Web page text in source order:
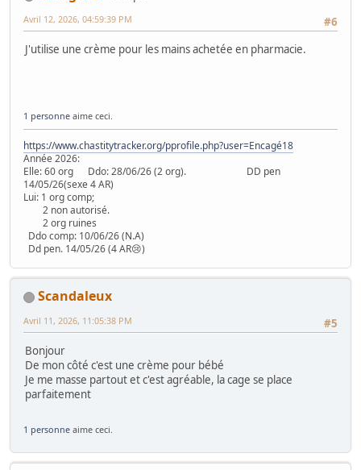
#6
Avril 12, 2026, 04:59:39 PM
J'utilise une crème pour les mains achetée en pharmacie.
1 personne aime ceci.
https://www.chastitytracker.org/pprofile.php?user=Encagé18
Année 2026:
Elle: 60 org Ddo: 28/06/26 (2 org). DD pen
14/05/26(sexe 4 AR)
Lui: 1 org comp;
2 non autorisé.
2 org ruines
Ddo comp: 10/06/26 (N.A)
Dd pen. 14/05/26 (4 AR😢)
Scandaleux
#5
Avril 11, 2026, 11:05:38 PM
Bonjour
De mon côté c'est une crème pour bébé
Je me masse partout et c'est agréable, la cage se place
parfaitement
1 personne aime ceci.